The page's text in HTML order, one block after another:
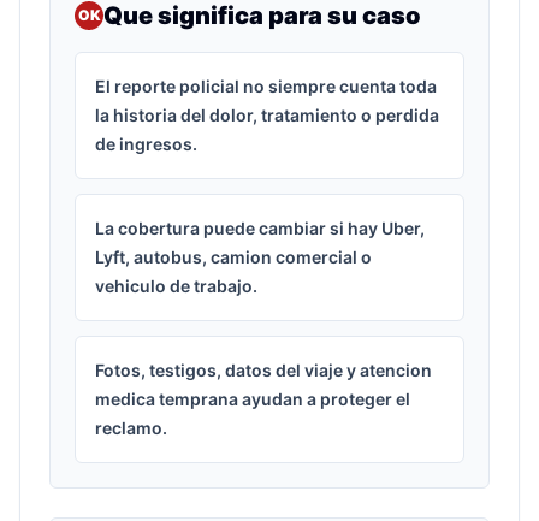
OKQue significa para su caso
El reporte policial no siempre cuenta toda
la historia del dolor, tratamiento o perdida
de ingresos.
La cobertura puede cambiar si hay Uber,
Lyft, autobus, camion comercial o
vehiculo de trabajo.
Fotos, testigos, datos del viaje y atencion
medica temprana ayudan a proteger el
reclamo.